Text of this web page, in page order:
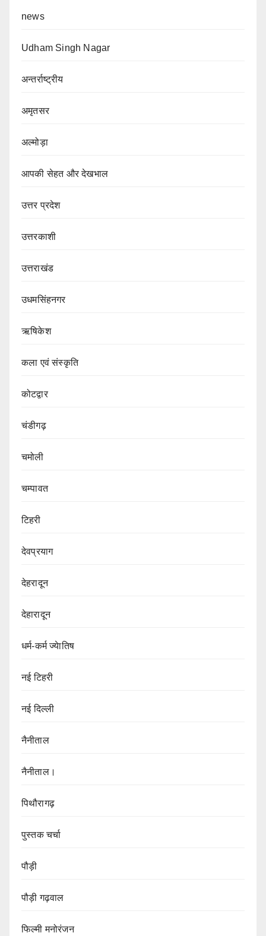
news
Udham Singh Nagar
अन्तर्राष्ट्रीय
अमृतसर
अल्मोड़ा
आपकी सेहत और देखभाल
उत्तर प्रदेश
उत्तरकाशी
उत्तराखंड
उधमसिंहनगर
ऋषिकेश
कला एवं संस्कृति
कोटद्वार
चंडीगढ़
चमोली
चम्पावत
टिहरी
देवप्रयाग
देहरादून
देहारादून
धर्म-कर्म ज्येातिष
नई टिहरी
नई दिल्ली
नैनीताल
नैनीताल।
पिथौरागढ़
पुस्तक चर्चा
पौड़ी
पौड़ी गढ़वाल
फिल्मी मनोरंजन